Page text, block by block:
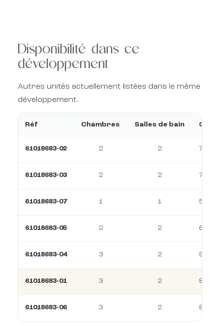
Disponibilité dans ce
développement
Autres unités actuellement listées dans le même
développement.
Réf Chambres Salles de bain
61018683-02 2 2 73 m²
61018683-03 2 2 79 m²
61018683-07 1 1 57 m²
61018683-05 2 2 69 m²
61018683-04 3 2 93 m²
61018683-01 3 2 89 m²
61018683-06 3 2 84 m²